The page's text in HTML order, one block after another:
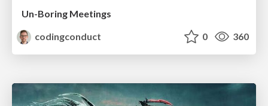
Un-Boring Meetings
codingconduct
0 360